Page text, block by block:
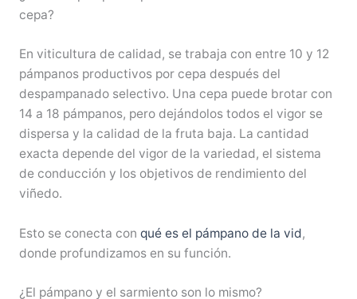
cepa?
En viticultura de calidad, se trabaja con entre 10 y 12
pámpanos productivos por cepa después del
despampanado selectivo. Una cepa puede brotar con
14 a 18 pámpanos, pero dejándolos todos el vigor se
dispersa y la calidad de la fruta baja. La cantidad
exacta depende del vigor de la variedad, el sistema
de conducción y los objetivos de rendimiento del
viñedo.
Esto se conecta con qué es el pámpano de la vid,
donde profundizamos en su función.
¿El pámpano y el sarmiento son lo mismo?